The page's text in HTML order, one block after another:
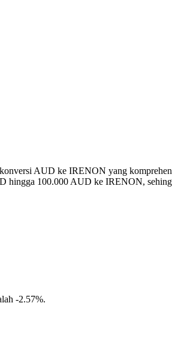
konversi AUD ke IRENON yang
100.000 AUD ke IRENON,
-2.57%.